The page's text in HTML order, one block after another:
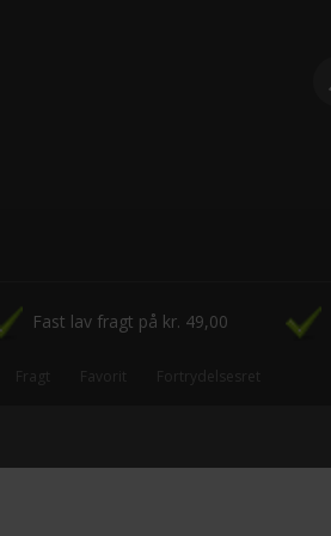
Fast lav fragt på kr. 49,00
Fragt Favorit Fortrydelsesret